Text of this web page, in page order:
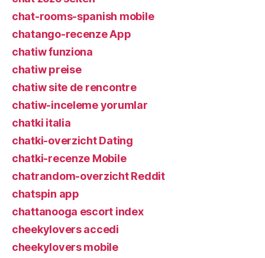
chat-rooms-spanish mobile
chatango-recenze App
chatiw funziona
chatiw preise
chatiw site de rencontre
chatiw-inceleme yorumlar
chatki italia
chatki-overzicht Dating
chatki-recenze Mobile
chatrandom-overzicht Reddit
chatspin app
chattanooga escort index
cheekylovers accedi
cheekylovers mobile